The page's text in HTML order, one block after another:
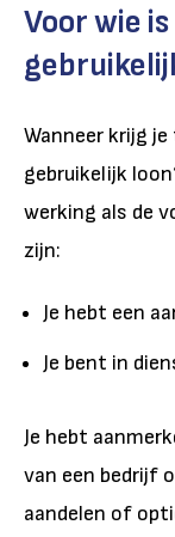
Voor wie is
Wanneer krijg
gebruikelijk
werking als de
zijn:
Je hebt een
Je bent in
Je hebt
van een bedrijf
aandelen of